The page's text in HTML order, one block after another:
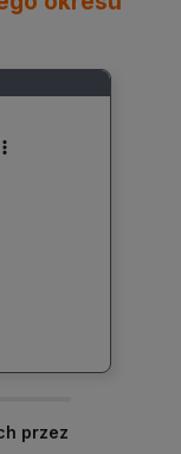
przez